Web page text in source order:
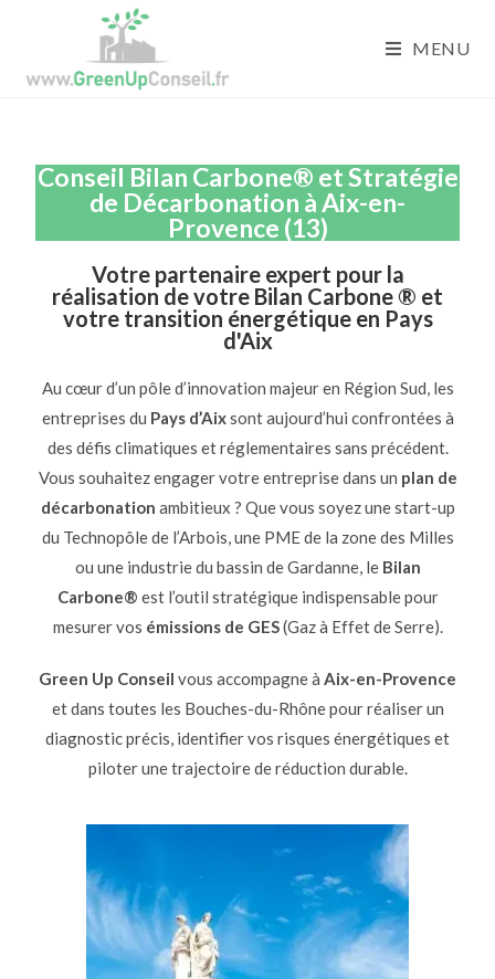
MENU
Conseil Bilan Carbone® et Stratégie
de Décarbonation à Aix-en-
Provence (13)
Votre partenaire expert pour la
réalisation de votre Bilan Carbone ® et
votre transition énergétique en Pays
d'Aix
Au cœur d’un pôle d’innovation majeur en Région Sud, les
entreprises du Pays d’Aixsont aujourd’hui confrontées à
des défis climatiques et réglementaires sans précédent.
Vous souhaitez engager votre entreprise dans un plan de
décarbonation ambitieux ? Que vous soyez une start-up
du Technopôle de l’Arbois, une PME de la zone des Milles
ou une industrie du bassin de Gardanne, le Bilan
Carbone® est l’outil stratégique indispensable pour
mesurer vos émissions de GES(Gaz à Effet de Serre).
Green Up Conseil vous accompagne à Aix-en-Provence
et dans toutes les Bouches-du-Rhône pour réaliser un
diagnostic précis, identifier vos risques énergétiques et
piloter une trajectoire de réduction durable.